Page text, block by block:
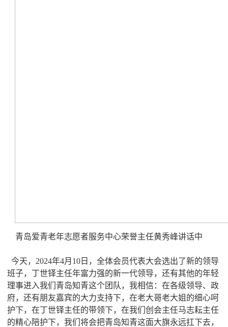
青岛爱青老年志愿者服务中心荣誉主任黄秀峰讲话中
今天，2024年4月10日，全体会员代表大会选出了新的领导
班子，丁世铎主任年富力强的新一代领导，还有其他的年轻
理事进入我们青岛知青这个团队，我相信：在各级领导、政
府，还有朋友嘉宾的大力支持下，在老大哥老大姐的细心呵
护下，在丁世铎主任的带领下，在我们创会主任马志耘主任
的精心陪护下，我们将会把青岛知青这面大旗永远扛下去，